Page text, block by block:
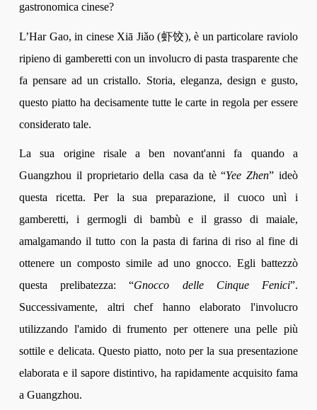
gastronomica cinese?
L’Har Gao, in cinese Xiā Jiǎo (虾饺), è un particolare raviolo
ripieno di gamberetti con un involucro di pasta trasparente che
fa pensare ad un cristallo. Storia, eleganza, design e gusto,
questo piatto ha decisamente tutte le carte in regola per essere
considerato tale.
La sua origine risale a ben novant'anni fa quando a
Guangzhou il proprietario della casa da tè “Yee Zhen” ideò
questa ricetta. Per la sua preparazione, il cuoco unì i
gamberetti, i germogli di bambù e il grasso di maiale,
amalgamando il tutto con la pasta di farina di riso al fine di
ottenere un composto simile ad uno gnocco. Egli battezzò
questa prelibatezza: “Gnocco delle Cinque Fenici”.
Successivamente, altri chef hanno elaborato l'involucro
utilizzando l'amido di frumento per ottenere una pelle più
sottile e delicata. Questo piatto, noto per la sua presentazione
elaborata e il sapore distintivo, ha rapidamente acquisito fama
a Guangzhou.